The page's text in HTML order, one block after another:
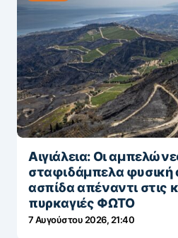
Αιγιάλεια: Οι
σταφιδάμπελα φυσική
ασπίδα απέναντι στις
πυρκαγιές ΦΩΤΟ
7 Αυγούστου 2026, 21:40